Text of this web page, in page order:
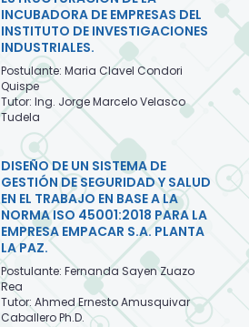
INCUBADORA DE EMPRESAS DEL
INSTITUTO DE INVESTIGACIONES
INDUSTRIALES.
Postulante: Maria Clavel Condori
Quispe
Tutor: Ing. Jorge Marcelo Velasco
Tudela
DISEÑO DE UN SISTEMA DE
GESTIÓN DE SEGURIDAD Y SALUD
EN EL TRABAJO EN BASE A LA
NORMA ISO 45001:2018 PARA LA
EMPRESA EMPACAR S.A. PLANTA
LA PAZ.
Postulante: Fernanda Sayen Zuazo
Rea
Tutor: Ahmed Ernesto Amusquivar
Caballero Ph.D.